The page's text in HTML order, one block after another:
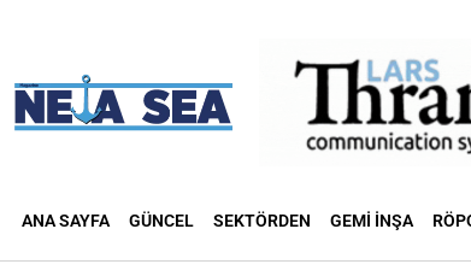
ANA SAYFA GÜNCEL SEKTÖRDEN GEMI İNŞA